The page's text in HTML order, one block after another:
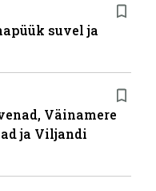
suvel ja
Väinamere
ja Viljandi